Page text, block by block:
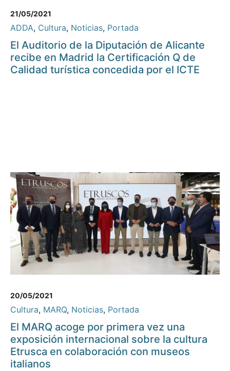
21/05/2021
ADDA, Cultura, Noticias, Portada
El Auditorio de la Diputación de Alicante
recibe en Madrid la Certificación Q de
Calidad turística concedida por el ICTE
20/05/2021
Cultura, MARQ, Noticias, Portada
El MARQ acoge por primera vez una
exposición internacional sobre la cultura
Etrusca en colaboración con museos
italianos